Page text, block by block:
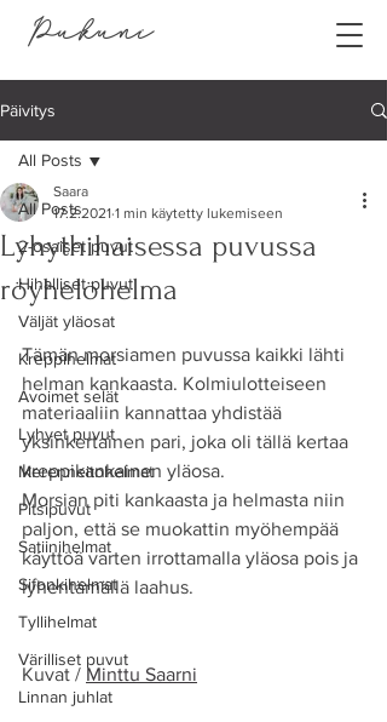
Pukuni
Päivitys
All Posts
2-osaiset puvut
Hihalliset puvut
Väljät yläosat
Kreppihelmat
Avoimet selät
Lyhyet puvut
Merenneitohelmat
Pitsipuvut
Satiinihelmat
Sifonkihelmat
Tyllihelmat
Värilliset puvut
Linnan juhlat
All Posts
Lyhythihaisessa puvussa
röyhelöhelma
Saara
17.2.2021 1 min käytetty lukemiseen
Tämän morsiamen puvussa kaikki lähti
helman kankaasta. Kolmiulotteiseen
materiaaliin kannattaa yhdistää
yksinkertainen pari, joka oli tällä kertaa
kreppikankainen yläosa.
Morsian piti kankaasta ja helmasta niin
paljon, että se muokattin myöhempää
käyttöä varten irrottamalla yläosa pois ja
lyhentämällä laahus.
Kuvat / Minttu Saarni